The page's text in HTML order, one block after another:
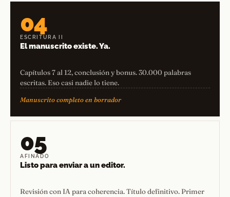
04
ESCRITURA II
El manuscrito existe. Ya.
Capítulos 7 al 12, conclusión y bonus. 30.000 palabras
escritas. Eso casi nadie lo tiene.
Manuscrito completo en borrador
05
AFINADO
Listo para enviar a un editor.
Revisión con IA para coherencia. Título definitivo. Primer